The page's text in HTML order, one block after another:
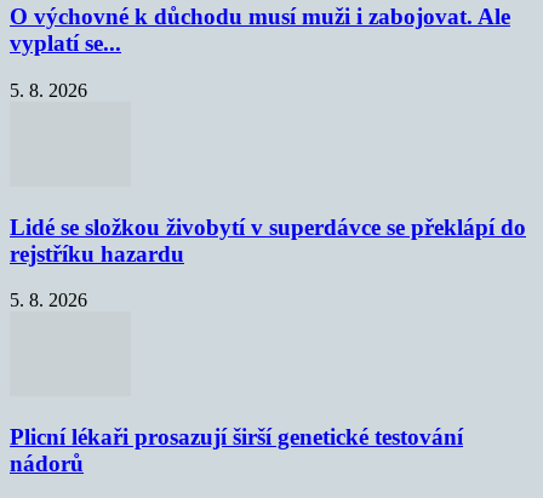
O výchovné k důchodu musí muži i zabojovat. Ale
vyplatí se...
5. 8. 2026
Lidé se složkou živobytí v superdávce se překlápí do
rejstříku hazardu
5. 8. 2026
Plicní lékaři prosazují širší genetické testování
nádorů